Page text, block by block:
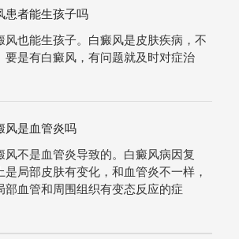
患者能生孩子吗
风也能生孩子。白癜风是皮肤疾病，不
要是有白癜风，有问题就及时对症治
风是血管炎吗
风不是血管炎导致的。白癜风病因复
是局部皮肤有变化，和血管炎不一样，
部血管和周围组织有变态反应的症